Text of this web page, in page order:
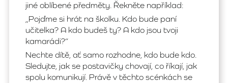
jiné oblíbené předměty. Řekněte například:
„Pojďme si hrát na školku. Kdo bude paní
učitelka? A kdo budeš ty? A kdo jsou tvoji
kamarádi?“
Nechte dítě, ať samo rozhodne, kdo bude kdo.
Sledujte, jak se postavičky chovají, co říkají, jak
spolu komunikují. Právě v těchto scénkách se